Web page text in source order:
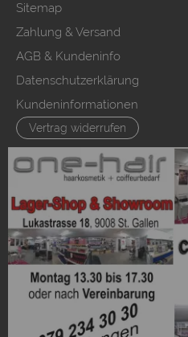
Sitemap
Zahlung & Versand
AGB & Kundeninfo
Datenschutzerklärung
Kundeninformationen
Vertrag widerrufen